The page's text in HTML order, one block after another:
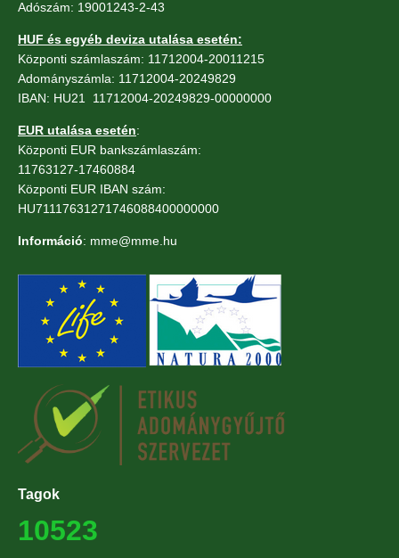
Adószám: 19001243-2-43
HUF és egyéb deviza utalása esetén:
Központi számlaszám: 11712004-20011215
Adományszámla: 11712004-20249829
IBAN: HU21 11712004-20249829-00000000
EUR utalása esetén:
Központi EUR bankszámlaszám:
11763127-17460884
Központi EUR IBAN szám:
HU71117631271746088400000000
Információ: mme@mme.hu
Tagok
10523